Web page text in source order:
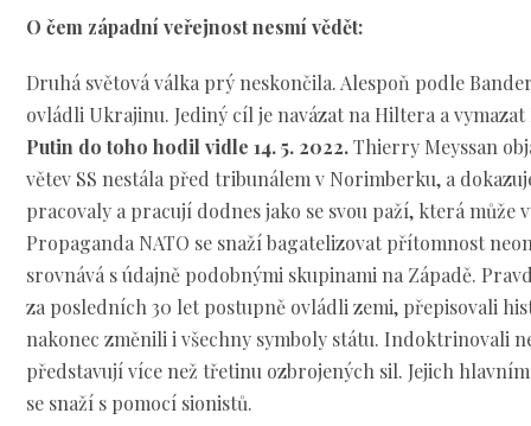
O čem západní veřejnost nesmí vědět:
Druhá světová válka prý neskončila. Alespoň podle
ovládli Ukrajinu. Jediný cíl je navázat na Hiltera a
Putin do toho hodil vidle 14. 5. 2022.Thierry Meyssan
větev SS nestála před tribunálem v Norimberku, a
pracovaly a pracují dodnes jako se svou paží, která může
Propaganda NATO se snaží bagatelizovat přítomnost
srovnává s údajně podobnými skupinami na Západě.
za posledních 30 let postupně ovládli zemi, přepisovali
nakonec změnili i všechny symboly státu. Indoktrinovali
představují více než třetinu ozbrojených sil. Jejich
se snaží s pomocí sionistů.